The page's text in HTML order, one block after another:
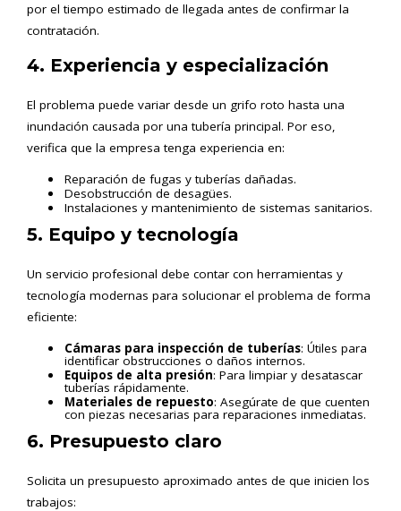
por el tiempo estimado de llegada antes de confirmar la
contratación.
4. Experiencia y especialización
El problema puede variar desde un grifo roto hasta una
inundación causada por una tubería principal. Por eso,
verifica que la empresa tenga experiencia en:
Reparación de fugas y tuberías dañadas.
Desobstrucción de desagües.
Instalaciones y mantenimiento de sistemas sanitarios.
5. Equipo y tecnología
Un servicio profesional debe contar con herramientas y
tecnología modernas para solucionar el problema de forma
eficiente:
Cámaras para inspección de tuberías: Útiles para
identificar obstrucciones o daños internos.
Equipos de alta presión: Para limpiar y desatascar
tuberías rápidamente.
Materiales de repuesto: Asegúrate de que cuenten
con piezas necesarias para reparaciones inmediatas.
6. Presupuesto claro
Solicita un presupuesto aproximado antes de que inicien los
trabajos: